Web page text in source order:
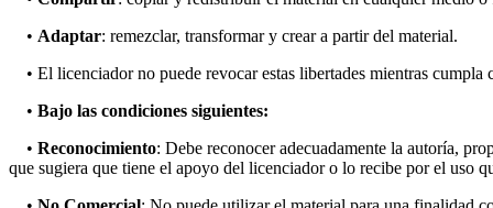
• Adaptar: remezclar, transformar y crear a partir del material.
• El licenciador no puede revocar estas libertades mientras cumpla
• Bajo las condiciones siguientes:
• Reconocimiento: Debe reconocer adecuadamente la autoría,
que sugiera que tiene el apoyo del licenciador o lo recibe por el uso